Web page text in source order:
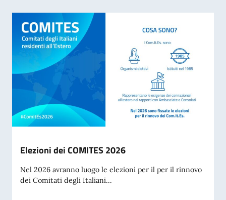
Elezioni dei COMITES 2026
Nel 2026 avranno luogo le elezioni per il per il rinnovo
dei Comitati degli Italiani...